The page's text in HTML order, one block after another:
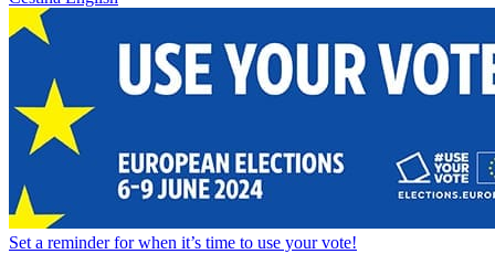
Set a reminderfor when it’s time to use your vote!